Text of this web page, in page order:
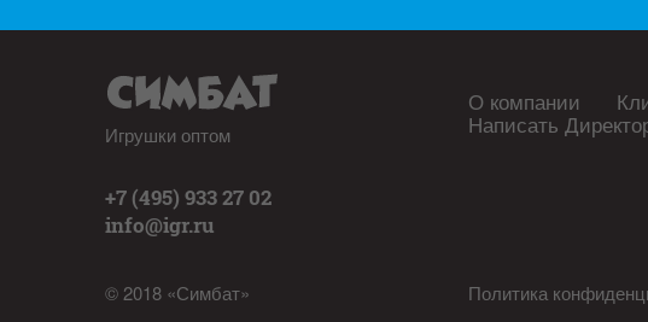
Игрушки оптом
+7 (495) 933 27 02
info@igr.ru
© 2018 «Симбат»
О компании
Написать
Политика